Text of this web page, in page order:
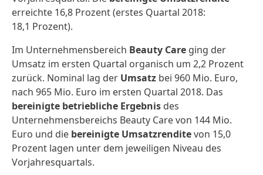
erreichte 16,8 Prozent (erstes Quartal 2018:
18,1 Prozent).
Im Unternehmensbereich Beauty Care ging der
Umsatz im ersten Quartal organisch um 2,2 Prozent
zurück. Nominal lag der Umsatz bei 960 Mio. Euro,
nach 965 Mio. Euro im ersten Quartal 2018. Das
bereinigte betriebliche Ergebnis des
Unternehmensbereichs Beauty Care von 144 Mio.
Euro und die bereinigte Umsatzrenditevon 15,0
Prozent lagen unter dem jeweiligen Niveau des
Vorjahresquartals.